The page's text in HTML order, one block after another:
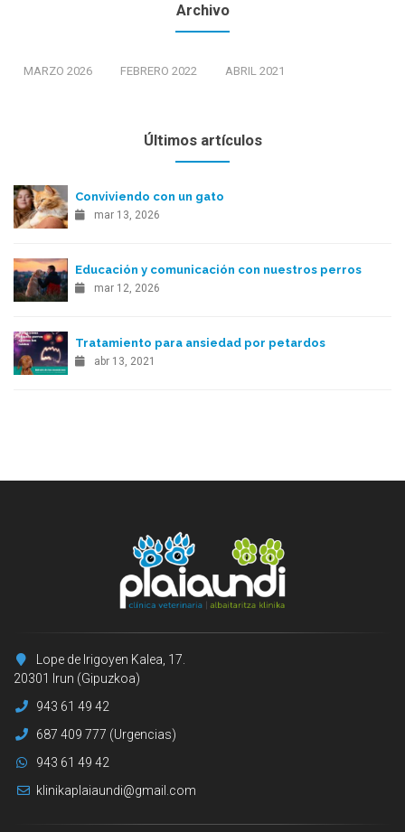
Archivo
MARZO 2026 FEBRERO 2022 ABRIL 2021
Últimos artículos
Conviviendo con un gato
mar 13, 2026
Educación y comunicación con nuestros perros
mar 12, 2026
Tratamiento para ansiedad por petardos
abr 13, 2021
Lope de Irigoyen Kalea, 17.
20301 Irun (Gipuzkoa)
943 61 49 42
687 409 777 (Urgencias)
943 61 49 42
klinikaplaiaundi@gmail.com